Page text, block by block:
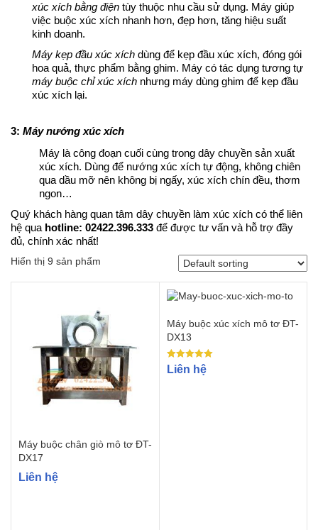
xúc xích bằng điện tùy thuộc nhu cầu sử dụng. Máy giúp
việc buộc xúc xích nhanh hơn, đẹp hơn, tăng hiệu suất
kinh doanh.
Máy kẹp đầu xúc xích dùng để kẹp đầu xúc xích, đóng gói
hoa quả, thực phẩm bằng ghim. Máy có tác dụng tương tự
máy buộc chỉ xúc xích nhưng máy dùng ghim để kẹp đầu
xúc xích lại.
3: Máynướng xúc xích
Máy là công đoạn cuối cùng trong dây chuyền sản xuất
xúc xích. Dùng để nướng xúc xích tự động, không chiên
qua dầu mỡ nên không bị ngấy, xúc xích chín đều, thơm
ngon…
Quý khách hàng quan tâm dây chuyền làm xúc xích có thể liên
hệ qua hotline: 02422.396.333 để được tư vấn và hỗ trợ đầy
đủ, chính xác nhất!
Hiển thị 9 sản phẩm
Máy buộc chân giò mô tơ ĐT-
DX17
Liên hệ
Máy buộc xúc xích mô tơ ĐT-
DX13
Rated
5.00
Liên hệ